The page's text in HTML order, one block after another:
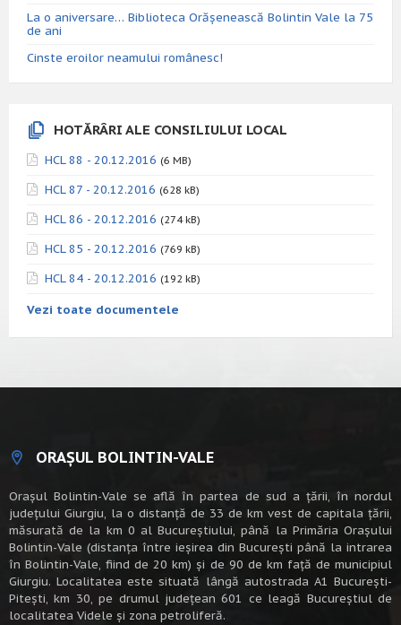
La o aniversare… Biblioteca Orăşenească Bolintin Vale la 75
de ani
Cinste eroilor neamului românesc!
HOTĂRÂRI ALE CONSILIULUI LOCAL
HCL 88 - 20.12.2016 (6 MB)
HCL 87 - 20.12.2016 (628 kB)
HCL 86 - 20.12.2016 (274 kB)
HCL 85 - 20.12.2016 (769 kB)
HCL 84 - 20.12.2016 (192 kB)
Vezi toate documentele
ORAȘUL BOLINTIN-VALE
Oraşul Bolintin-Vale se află în partea de sud a ţării, în nordul
judeţului Giurgiu, la o distanţă de 33 de km vest de capitala țării,
măsurată de la km 0 al Bucureștiului, până la Primăria Orașului
Bolintin-Vale (distanța între ieșirea din București până la intrarea
în Bolintin-Vale, fiind de 20 km) şi de 90 de km faţă de municipiul
Giurgiu. Localitatea este situată lângă autostrada A1 Bucureşti-
Piteşti, km 30, pe drumul judeţean 601 ce leagă Bucureştiul de
localitatea Videle şi zona petroliferă.